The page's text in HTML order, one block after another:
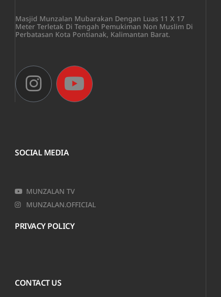
Masjid Munzalan Mubarakan Dengan Luas 11 X 17
Meter Terletak Di Tengah Pemukiman Non Muslim Di
Perbatasan Kota Pontianak, Kalimantan Barat.
SOCIAL MEDIA
MUNZALAN TV
MUNZALAN.OFFICIAL
PRIVACY POLICY
CONTACT US